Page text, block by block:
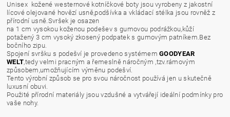
Unisex kožené westernové kotníčkové boty jsou vyrobeny z jakostní
lícové olejované hovězí usně,podšívka a vkládací stélka jsou rovněž z
přírodní usně.Svršek je osazen
na 1 cm vysokou koženou podešev s gumovou podrážkou,kůží
potažený 3 cm vysoký zkosený podpatek s gumovým patníkem.Bez
bočního zipu.
Spojení svršku s podešví je provedeno systémem GOODYEAR
WELT,tedy velmi pracným a řemeslně náročným ,tzv.rámovým
způsobem,umožňujícím výměnu podešví.
Tento výrobní způsob se pro svou náročnost používá jen u skutečně
luxusní obuvi.
Použité přírodní materiály jsou vzdušné a vytvářejí ideální podmínky pro
vaše nohy.